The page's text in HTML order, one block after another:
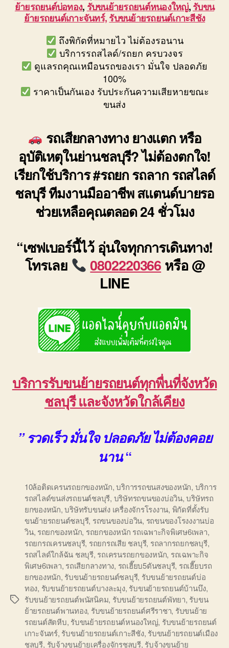
ย้ายรถยนต์บ่อทอง, รับขนย้ายรถยนต์หนองใหญ่,รับขน
ย้ายรถยนต์เกาะจันทร์,รับขนย้ายรถยนต์เกาะสีชัง
ถึงพิกัดที่หมายไว ไม่ต้องรอนาน
บริการรถสไลด์/รถยก ครบวงจร
ดูแลรถคุณเหมือนรถของเรา มั่นใจ ปลอดภัย
100%
ราคาเป็นกันเอง รับประกันความเสียหายขณะ
ขนส่ง
รถเสียกลางทาง ยางแตก หรือ
อุบัติเหตุในย่านชลบุรี? ไม่ต้องตกใจ!
เรียกใช้บริการ #รถยก รถลาก รถสไลด์
ชลบุรี ทีมงานมืออาชีพ สแตนด์บายรอ
ช่วยเหลือคุณตลอด 24 ชั่วโมง
“เซฟเบอร์นี้ไว้ อุ่นใจทุกการเดินทาง!
โทรเลย
0802220366 หรือ @
LINE
บริการรับขนย้ายรถยนต์ทุกพื่นที่จังหวัด
ชลบุรี และจังหวัดใกล้เคียง
” รวดเร็ว มั่นใจ ปลอดภัย ไม่ต้องคอย
นาน“
Tags
10ล้อติดเครนรถยกของหนัก,บริการรถขนสงของหนัก, บริการ
รถสไลด์ขนส่งรถยนต์ชลบุรี, บริษัทรถขนของบ่อวิน,บริษัทรถ
ยกของหนัก,บริษัทรับขนส่ง เครื่องจักรโรงงาน, พิกัดที่ตั้งรับ
ขนย้ายรถยนต์ชลบุรี, รถขนของบ่อวิน, รถขนของโรงงงานบ่อ
วิน, รถยกของหนัก, รถยกของหนัก รถเฉพาะกิจพิเศษ6เพลา,
รถยกรถเครนชลบุรี, รถยกรถเสีย ชลบุรี, รถลากรถยกชลบุรี,
รถสไลด์ใกล้ฉัน ชลบุรี, รถเครนรถยกของหนัก, รถเฉพาะกิจ
พิเศษ6เพลา, รถเสียกลางทาง, รถเฮี๊ยบ5ตันชลบุรี, รถเฮี๊ยบรถ
ยกของหนัก, รับขนย้ายรถยนต์ชลบุรี, รับขนย้ายรถยนต์บ่อ
ทอง, รับขนย้ายรถยนต์บางละมุง, รับขนย้ายรถยนต์บ้านบึง,
รับขนย้ายรถยนต์พนัสนิคม, รับขนย้ายรถยนต์พัทยา, รับขน
ย้ายรถยนต์พานทอง, รับขนย้ายรถยนต์ศรีราชา, รับขนย้าย
รถยนต์สัตหีบ, รับขนย้ายรถยนต์หนองใหญ่, รับขนย้ายรถยนต์
เกาะจันทร์, รับขนย้ายรถยนต์เกาะสีชัง, รับขนย้ายรถยนต์เมือง
ชลบุรี, รับจ้างขนย้ายเครื่องจักรชลบุรี, รับจ้างขนย้าย